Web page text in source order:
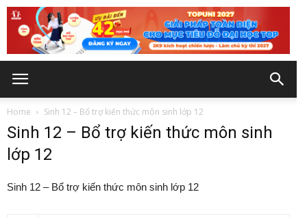
Home Sinh 12 – Bổ trợ kiến thức môn sinh lớp 12
Sinh 12 – Bổ trợ kiến thức môn sinh
lớp 12
Sinh 12 – Bổ trợ kiến thức môn sinh lớp 12